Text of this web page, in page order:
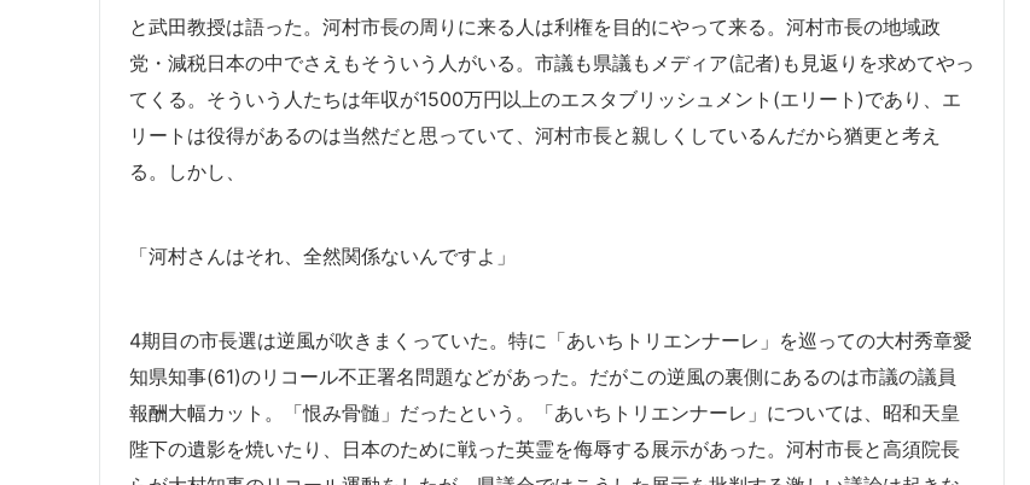
と武田教授は語った。河村市長の周りに来る人は利権を目的にやって来る。河村市長の地域政
党・減税日本の中でさえもそういう人がいる。市議も県議もメディア(記者)も見返りを求めてやっ
てくる。そういう人たちは年収が1500万円以上のエスタブリッシュメント(エリート)であり、エ
リートは役得があるのは当然だと思っていて、河村市長と親しくしているんだから猶更と考え
る。しかし、
「河村さんはそれ、全然関係ないんですよ」
4期目の市長選は逆風が吹きまくっていた。特に「あいちトリエンナーレ」を巡っての大村秀章愛
知県知事(61)のリコール不正署名問題などがあった。だがこの逆風の裏側にあるのは市議の議員
報酬大幅カット。「恨み骨髄」だったという。「あいちトリエンナーレ」については、昭和天皇
陛下の遺影を焼いたり、日本のために戦った英霊を侮辱する展示があった。河村市長と高須院長